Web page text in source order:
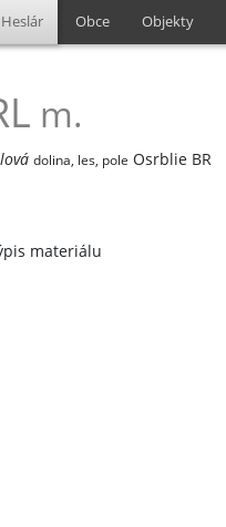
Heslár Obce Objekty
m.
dolina, les, pole Osrblie BR
materiálu